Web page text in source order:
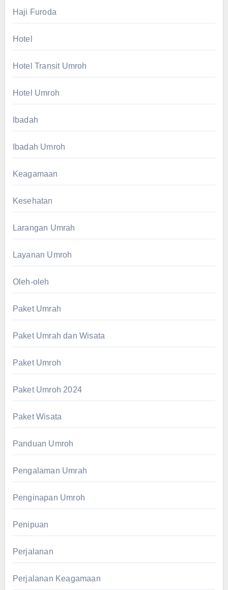
Haji Furoda
Hotel
Hotel Transit Umroh
Hotel Umroh
Ibadah
Ibadah Umroh
Keagamaan
Kesehatan
Larangan Umrah
Layanan Umroh
Oleh-oleh
Paket Umrah
Paket Umrah dan Wisata
Paket Umroh
Paket Umroh 2024
Paket Wisata
Panduan Umroh
Pengalaman Umrah
Penginapan Umroh
Penipuan
Perjalanan
Perjalanan Keagamaan